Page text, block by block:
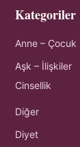
Kategoriler
Anne – Çocuk
Aşk – İlişkiler
Cinsellik
Diğer
Diyet